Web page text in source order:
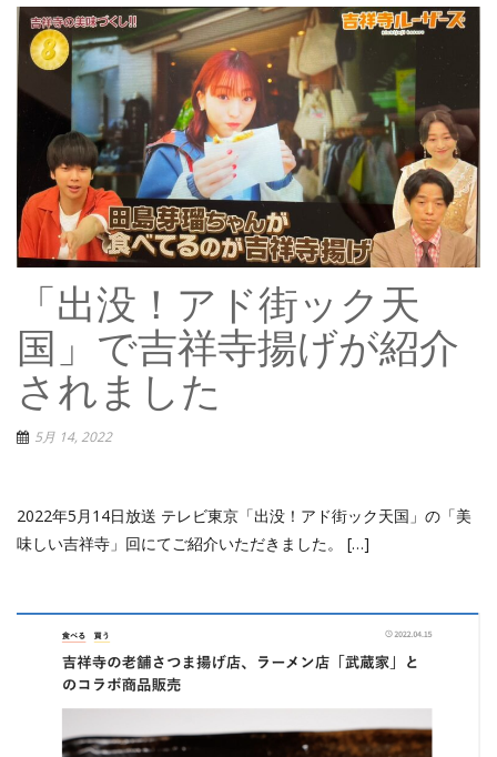
「出没！アド街ック天
国」で吉祥寺揚げが紹介
されました
5月 14, 2022
2022年5月14日放送 テレビ東京「出没！アド街ック天国」の「美
味しい吉祥寺」回にてご紹介いただきました。 […]